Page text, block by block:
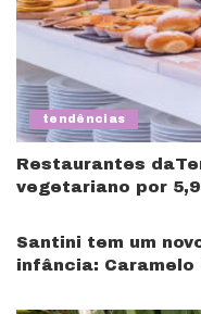
tendências
Restaurantes
vegetariano por
Santini tem um
infância: Caramelo